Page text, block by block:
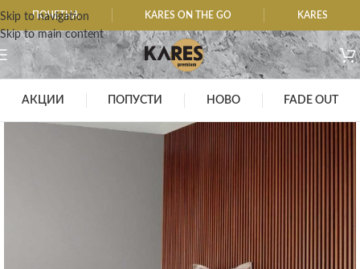
Skip to navigation
Skip to main content
ПОЧЕТНА KARES ON THE GO KARES
АКЦИИ ПОПУСТИ НОВО FADE OUT